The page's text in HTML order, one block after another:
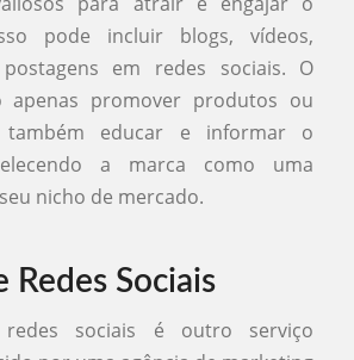
pode incluir blogs, vídeos,
em redes sociais. O
apenas promover produtos ou
também educar e informar o
a marca como uma
nicho de mercado.
Redes Sociais
sociais é outro serviço